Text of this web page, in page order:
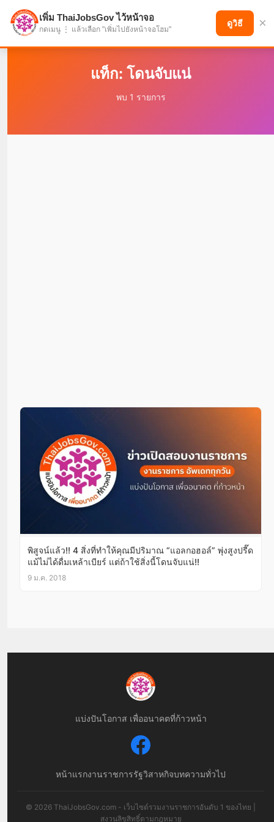
แบ่งปันโอกาส เพื่ออนาคตที่ก้าวหน้า
แท็ก: โดนจับแน่
พบ 1 รายการ
พิสูจน์แล้ว!! 4 สิ่งที่ทำให้คุณมีปริมาณ “แอลกอฮอล์” พุ่งสูงปรี๊ด
แม้ไม่ได้ดื่มเหล้าเบียร์ แต่ถ้าใช้สิ่งนี้โดนจับแน่!!
9 ม.ค. 2018
แบ่งปันโอกาส เพื่ออนาคตที่ก้าวหน้า
หน้าแรกงานราชการรัฐวิสาหกิจบทความทั่วไป
© 2026 ThaiJobsGov.com - เว็บไซต์รวมงานราชการอันดับ 1 ของไทย |
สงวนลิขสิทธิ์ตามกฎหมาย
เพิ่ม ThaiJobsGov ไว้หน้าจอ
กดเมนู ⋮ แล้วเลือก "เพิ่มไปยังหน้าจอโฮม"
ดูวิธี ×